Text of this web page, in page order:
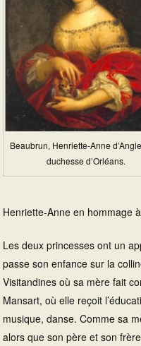
Beaubrun, Henriette-Anne
duchesse d’Orléans.
Henriette-Anne en hommage
Les deux princesses ont un
passe son enfance sur la
Visitandines où sa mère fait
Mansart, où elle reçoit
musique, danse. Comme sa
alors que son père et son